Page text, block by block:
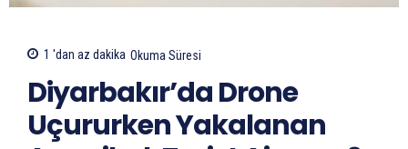
1 'dan az dakika Okuma Süresi
Diyarbakır’da Drone
Uçururken Yakalanan